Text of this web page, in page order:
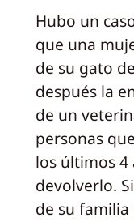
Hubo un
que una
de su gato
después la
de un
personas
los últimos
devolverlo.
de su familia